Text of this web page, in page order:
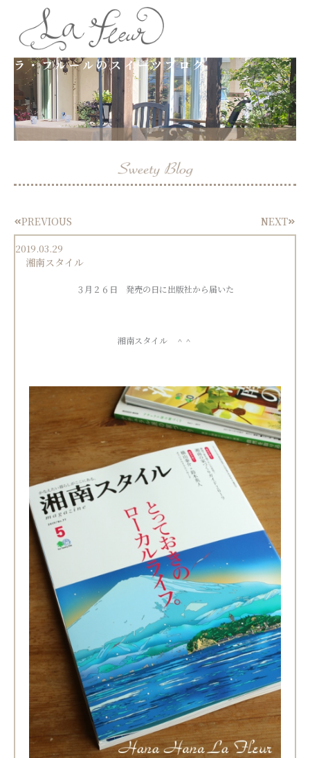
ラ・フルールのスイーツブログ
PrevPREVIOUS NEXTNext
2019.03.29
湘南スタイル
３月２６日 発売の日に出版社から届いた
湘南スタイル ＾＾